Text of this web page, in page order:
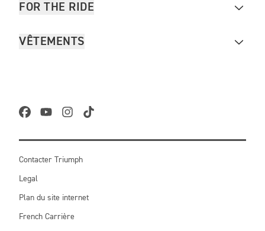
FOR THE RIDE
VÊTEMENTS
Contacter Triumph
Legal
Plan du site internet
French Carrière